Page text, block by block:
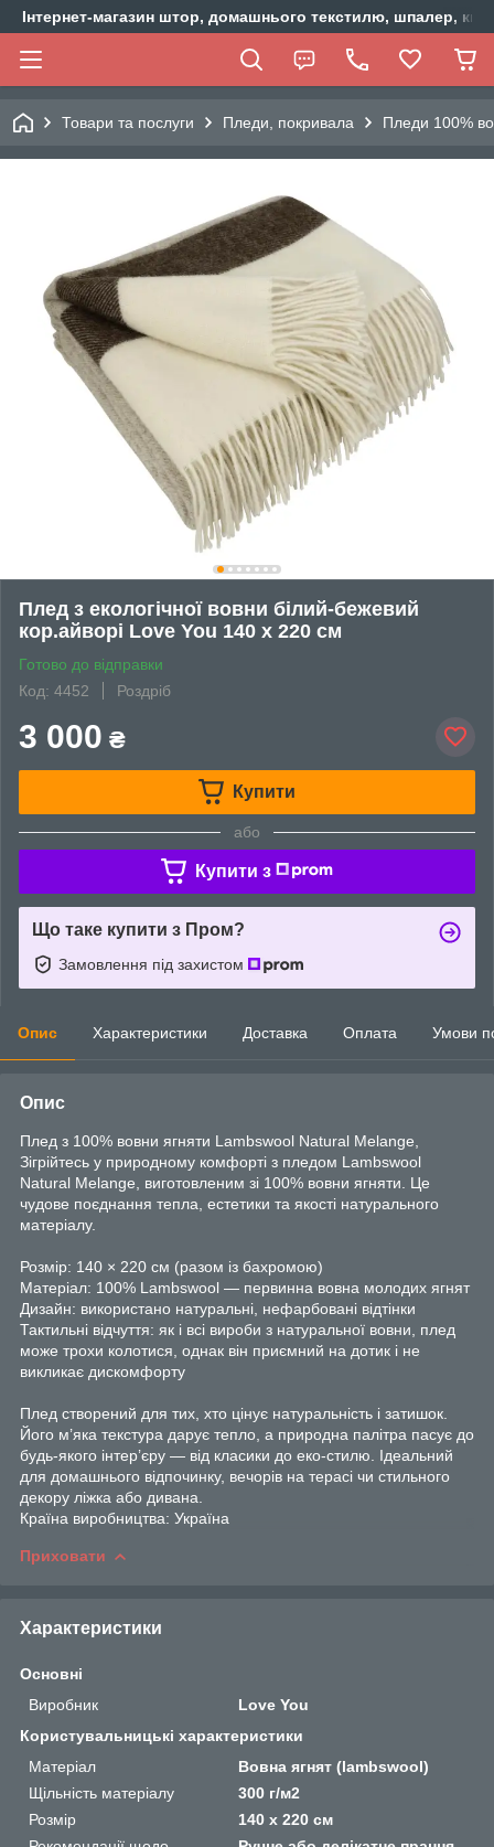
Інтернет-магазин штор, домашнього текстилю, шпалер,
Товари та послуги Пледи, покривала Пледи 100%
Плед з екологічної вовни білий-бежевий
кор.айворі Love You 140 x 220 см
Готово до відправки
Код: 4452
Роздріб
3 000 ₴
Купити
або
Купити з
Що таке купити з Пром?
Замовлення під захистом
Опис Характеристики Доставка Оплата Умови
Опис
Плед з 100% вовни ягняти Lambswool Natural Melange,
Зігрійтесь у природному комфорті з пледом Lambswool
Natural Melange, виготовленим зі 100% вовни ягняти. Це
чудове поєднання тепла, естетики та якості натурального
матеріалу.
Розмір: 140 × 220 см (разом із бахромою)
Матеріал: 100% Lambswool — первинна вовна молодих ягнят
Дизайн: використано натуральні, нефарбовані відтінки
Тактильні відчуття: як і всі вироби з натуральної вовни, плед
може трохи колотися, однак він приємний на дотик і не
викликає дискомфорту
Плед створений для тих, хто цінує натуральність і затишок.
Його м’яка текстура дарує тепло, а природна палітра пасує до
будь-якого інтер’єру — від класики до еко-стилю. Ідеальний
для домашнього відпочинку, вечорів на терасі чи стильного
декору ліжка або дивана.
Країна виробництва: Україна
Приховати
Характеристики
Основні
Виробник
Love You
Користувальницькі характеристики
Матеріал
Вовна ягнят (lambswool)
Щільність матеріалу
300 г/м2
Розмір
140 x 220 см